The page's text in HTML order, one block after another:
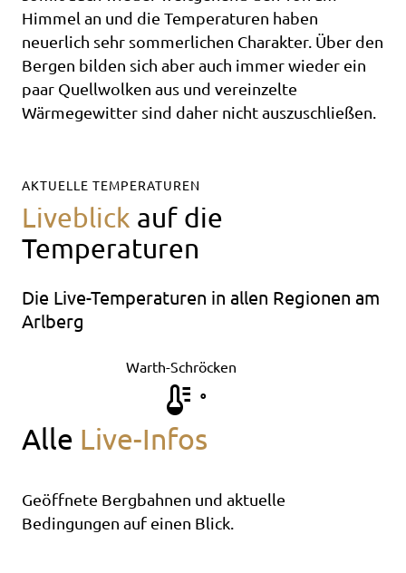
Himmel an und die Temperaturen haben
neuerlich sehr sommerlichen Charakter. Über den
Bergen bilden sich aber auch immer wieder ein
paar Quellwolken aus und vereinzelte
Wärmegewitter sind daher nicht auszuschließen.
AKTUELLE TEMPERATUREN
Liveblick auf die
Temperaturen
Die Live-Temperaturen in allen Regionen am
Arlberg
Warth-Schröcken
°
Alle Live-Infos
Geöffnete Bergbahnen und aktuelle
Bedingungen auf einen Blick.